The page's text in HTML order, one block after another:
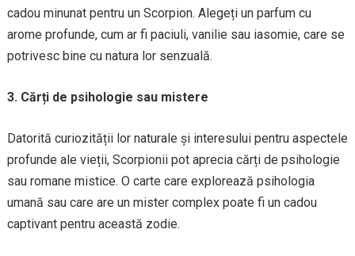
cadou minunat pentru un Scorpion. Alegeți un parfum cu
arome profunde, cum ar fi paciuli, vanilie sau iasomie, care se
potrivesc bine cu natura lor senzuală.
3. Cărți de psihologie sau mistere
Datorită curiozității lor naturale și interesului pentru aspectele
profunde ale vieții, Scorpionii pot aprecia cărți de psihologie
sau romane mistice. O carte care explorează psihologia
umană sau care are un mister complex poate fi un cadou
captivant pentru această zodie.